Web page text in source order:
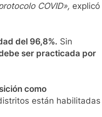
COVID», explicó
del 96,8%. Sin
ser practicada por
como
están habilitadas